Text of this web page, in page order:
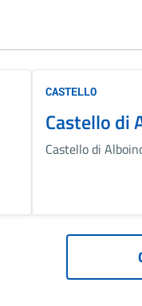
CASTELLO
Castello di
Castello di